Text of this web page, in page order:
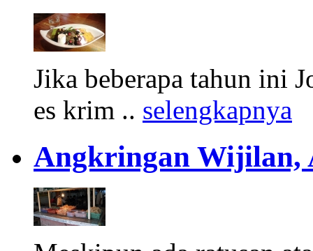
Jika beberapa tahun ini
es krim .. selengkapnya
Angkringan Wijilan,